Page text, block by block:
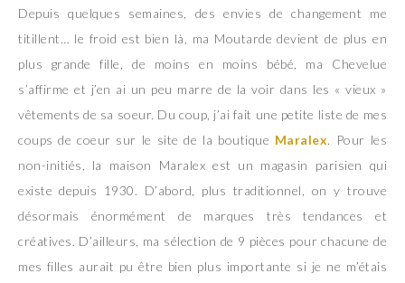
Depuis quelques semaines, des envies de changement me
titillent… le froid est bien là, ma Moutarde devient de plus en
plus grande fille, de moins en moins bébé, ma Chevelue
s’affirme et j’en ai un peu marre de la voir dans les « vieux »
vêtements de sa soeur. Du coup, j’ai fait une petite liste de mes
coups de coeur sur le site de la boutique Maralex. Pour les
non-initiés, la maison Maralex est un magasin parisien qui
existe depuis 1930. D’abord, plus traditionnel, on y trouve
désormais énormément de marques très tendances et
créatives. D’ailleurs, ma sélection de 9 pièces pour chacune de
mes filles aurait pu être bien plus importante si je ne m’étais